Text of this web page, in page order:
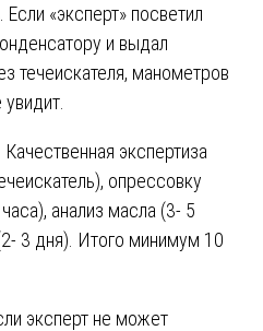
. Если «эксперт» посветил
и выдал
течеискателя, манометров
. Качественная экспертиза
опрессовку
анализ масла (3- 5
3 дня). Итого минимум 10
эксперт не может